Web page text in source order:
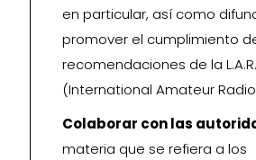
en particular, así como
promover el cumplimiento
recomendaciones de la
(International Amateur
Colaborar con las
materia que se refiera a los